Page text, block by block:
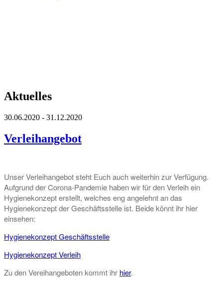
Aktuelles
30.06.2020 - 31.12.2020
Verleihangebot
Unser Verleihangebot steht Euch auch weiterhin zur Verfügung.
Aufgrund der Corona-Pandemie haben wir für den Verleih ein
Hygienekonzept erstellt, welches eng angelehnt an das
Hygienekonzept der Geschäftsstelle ist. Beide könnt ihr hier
einsehen:
Hygienekonzept Geschäftsstelle
Hygienekonzept Verleih
Zu den Vereihangeboten kommt ihr hier.